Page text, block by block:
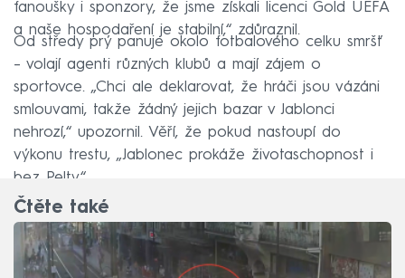
fanoušky i sponzory, že jsme získali licenci Gold UEFA
a naše hospodaření je stabilní,“ zdůraznil.
Od středy prý panuje okolo fotbalového celku smršť
– volají agenti různých klubů a mají zájem o
sportovce. „Chci ale deklarovat, že hráči jsou vázáni
smlouvami, takže žádný jejich bazar v Jablonci
nehrozí,“ upozornil. Věří, že pokud nastoupí do
výkonu trestu, „Jablonec prokáže životaschopnost i
bez Pelty“.
Čtěte také